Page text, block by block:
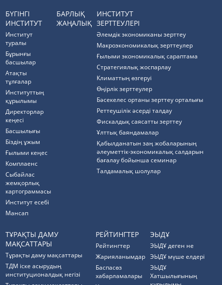
БҮГІНГІ
ИНСТИТУТ
Институт
туралы
Бұрынғы
басшылар
Атақты
тұлғалар
Институттың
құрылымы
Директорлар
кеңесі
Басшылығы
Біздің ұжым
Ғылыми кеңес
Комплаенс
Cыбайлас
жемқорлық
картограммасы
Институт есебі
Мансап
БАРЛЫҚ
ЖАҢАЛЫҚ
ИНСТИТУТ
ЗЕРТТЕУЛЕРІ
Әлемдік экономиканы зерттеу
Макроэкономикалық зерттеулер
Ғылыми экономикалық сараптама
Стратегиялық жоспарлау
Климаттың өзгеруі
Өңірлік зерттеулер
Бәсекелес ортаны зерттеу орталығы
Реттеушілік әсерді талдау
Фискалдық саясатты зерттеу
Ұлттық баяндамалар
Қабылданатын заң жобаларының
әлеуметтік-экономикалық салдарын
бағалау бойынша семинар
Талдамалық шолулар
ТҰРАҚТЫ ДАМУ
МАҚСАТТАРЫ
Тұрақты даму мақсаттары
ТДМ іске асырудың
институционалдық негізі
РЕЙТИНГТЕР
Рейтингтер
Жарияланымдар
Баспасөз
хабарламалары
ЭЫДҰ
ЭЫДҰ деген не
ЭЫДҰ мүше елдері
ЭЫДҰ
Хатшылығының